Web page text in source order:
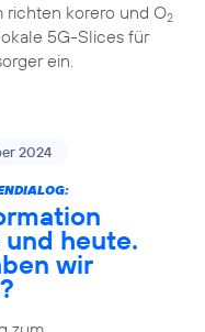
richten korero und O2
5G-Slices für
ein.
2024
und heute.
wir